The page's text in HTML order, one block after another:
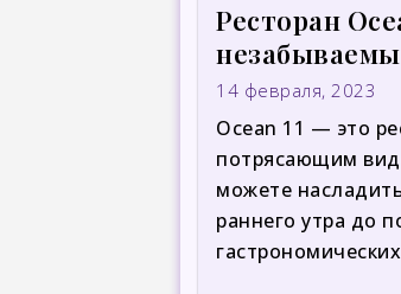
Ресторан
14 февраля, 2023
Ocean 11 — это
потрясающим
можете
раннего утра до